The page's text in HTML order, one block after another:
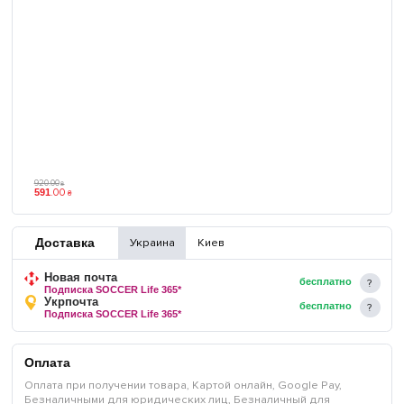
920.00 ₴
591 00 ₴
Доставка Украина Киев
Новая почта
Подписка SOCCER Life 365*
бесплатно
Укрпочта
Подписка SOCCER Life 365*
бесплатно
Оплата
Оплата при получении товара, Картой онлайн, Google Pay,
Безналичными для юридических лиц, Безналичный для